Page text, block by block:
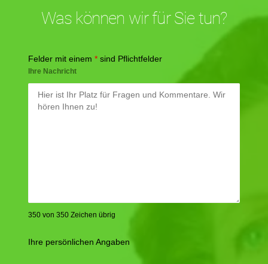
Was können wir für Sie tun?
Felder mit einem * sind Pflichtfelder
Ihre Nachricht
350 von 350 Zeichen übrig
Ihre persönlichen Angaben